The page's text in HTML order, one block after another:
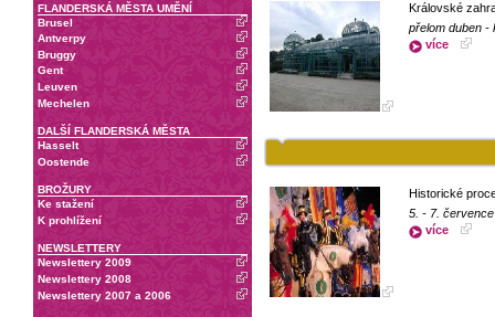
FLANDERSKÁ MĚSTA UMĚNÍ
Brusel
Antverpy
Bruggy
Gent
Leuven
Mechelen
DALŠÍ FLANDERSKÁ MĚSTA
Hasselt
Oostende
BROŽURY
Ke stažení
K prohlížení
NEWSLETTERY
Newslettery 2009
Newslettery 2008
Newslettery 2007 a 2006
Královské
přelom duben -
více
Historické
5. - 7.
více